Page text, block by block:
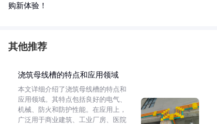
购新体验！
其他推荐
浇筑母线槽的特点和应用领域
本文详细介绍了浇筑母线槽的特点和
应用领域。其特点包括良好的电气、
机械、防火和防护性能。在应用上，
广泛用于商业建筑、工业厂房、医院